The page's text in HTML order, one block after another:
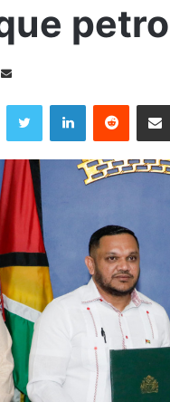
Send
email
Twitter LinkedInReddit